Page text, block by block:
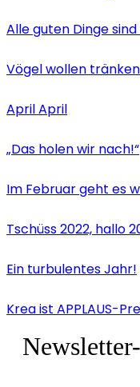
Alle guten Dinge sind
Vögel wollen tränken
April April
„Das holen wir nach!“
Im Februar geht es
Tschüss 2022, hallo
Ein turbulentes Jahr!
Krea ist APPLAUS-